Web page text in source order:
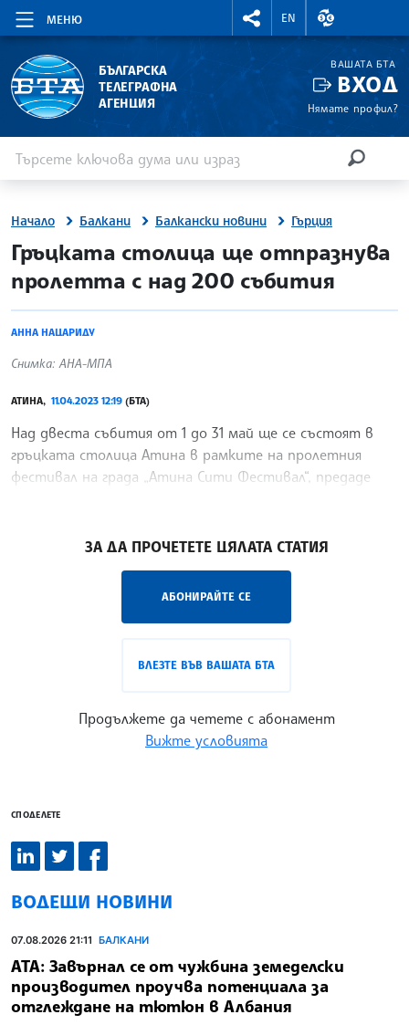
МЕНЮ
RIGHTMENU.SOCIAL
EN
ВАЛУТНИ
БЪЛГАРСКА
ТЕЛЕГРАФНА
АГЕНЦИЯ
ВАШАТА БТА
ВХОД
Нямате профил?
Начало Балкани Балкански новини Гърция
site.bta
Гръцката столица ще отпразнува
пролетта с над 200 събития
АННА НАЦАРИДУ
Снимка: АНА-МПА
АТИНА, 11.04.2023 12:19 (БТА)
Над двеста събития от 1 до 31 май ще се състоят в
гръцката столица Атина в рамките на пролетния
фестивал на града „Атина Сити Фестивал“, предаде
ЗА ДА ПРОЧЕТЕТЕ ЦЯЛАТА СТАТИЯ
АБОНИРАЙТЕ СЕ
ВЛЕЗТЕ ВЪВ ВАШАТА БТА
Продължете да четете с абонамент
Вижте условията
СПОДЕЛЕТЕ
ВОДЕЩИ НОВИНИ
07.08.2026 21:11 БАЛКАНИ
АТА: Завърнал се от чужбина земеделски
производител проучва потенциала за
отглеждане на тютюн в Албания